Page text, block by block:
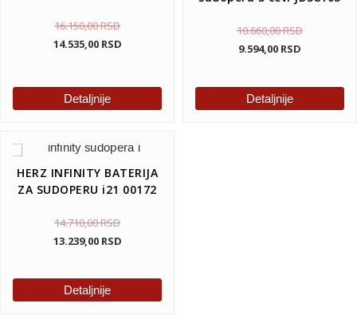
16.150,00RSD
14.535,00 RSD
Detaljnije
10.660,00RSD
9.594,00 RSD
Detaljnije
HERZ INFINITY BATERIJA
ZA SUDOPERU i21 00172
14.710,00RSD
13.239,00 RSD
Detaljnije